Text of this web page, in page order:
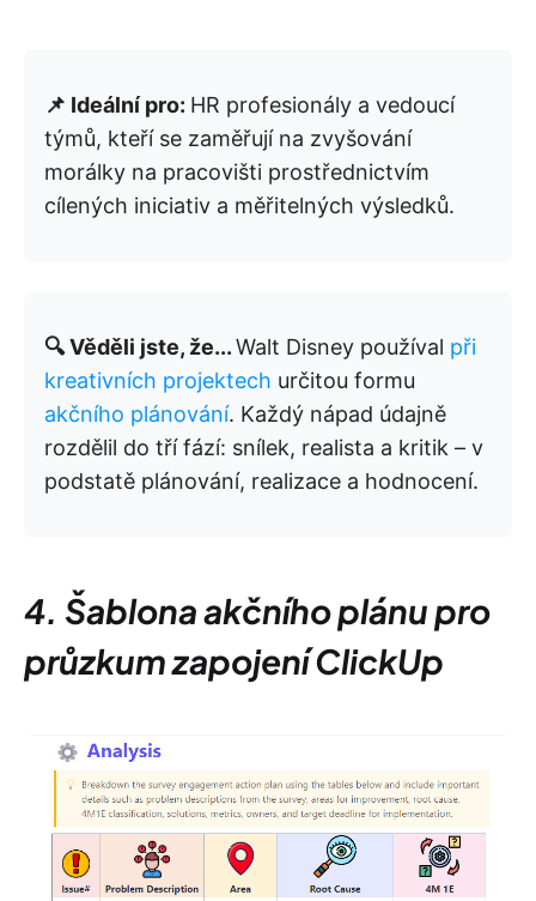
📌 Ideální pro: HR profesionály a vedoucí
týmů, kteří se zaměřují na zvyšování
morálky na pracovišti prostřednictvím
cílených iniciativ a měřitelných výsledků.
🔍 Věděli jste, že...Walt Disney používal při
kreativních projektech určitou formu
akčního plánování. Každý nápad údajně
rozdělil do tří fází: snílek, realista a kritik – v
podstatě plánování, realizace a hodnocení.
4. Šablona akčního plánu pro
průzkum zapojení ClickUp